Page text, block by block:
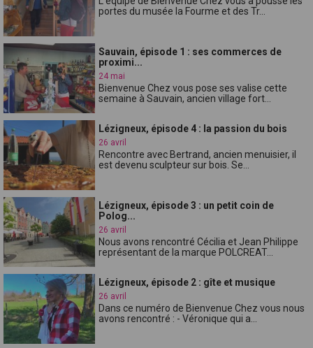
portes du musée la Fourme et des Tr...
Sauvain, épisode 1 : ses commerces de
proximi...
24 mai
Bienvenue Chez vous pose ses valise cette
semaine à Sauvain, ancien village fort...
Lézigneux, épisode 4 : la passion du bois
26 avril
Rencontre avec Bertrand, ancien menuisier, il
est devenu sculpteur sur bois. Se...
Lézigneux, épisode 3 : un petit coin de
Polog...
26 avril
Nous avons rencontré Cécilia et Jean Philippe
représentant de la marque POLCREAT...
Lézigneux, épisode 2 : gîte et musique
26 avril
Dans ce numéro de Bienvenue Chez vous nous
avons rencontré : - Véronique qui a...